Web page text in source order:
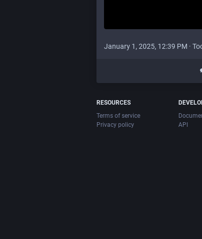
January 1, 2025, 12:39 PM ·
RESOURCES
Terms of service
Privacy policy
API